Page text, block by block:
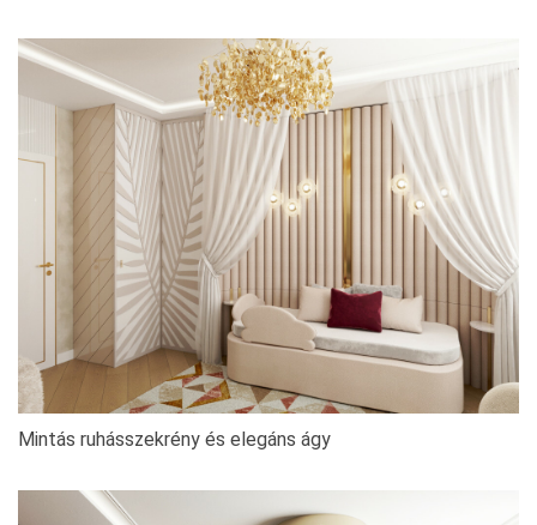
Mintás ruhásszekrény és elegáns ágy